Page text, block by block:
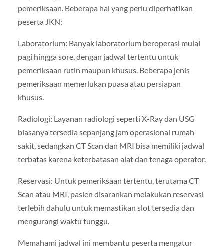
pemeriksaan. Beberapa hal yang perlu diperhatikan
peserta JKN:
Laboratorium: Banyak laboratorium beroperasi mulai
pagi hingga sore, dengan jadwal tertentu untuk
pemeriksaan rutin maupun khusus. Beberapa jenis
pemeriksaan memerlukan puasa atau persiapan
khusus.
Radiologi: Layanan radiologi seperti X-Ray dan USG
biasanya tersedia sepanjang jam operasional rumah
sakit, sedangkan CT Scan dan MRI bisa memiliki jadwal
terbatas karena keterbatasan alat dan tenaga operator.
Reservasi: Untuk pemeriksaan tertentu, terutama CT
Scan atau MRI, pasien disarankan melakukan reservasi
terlebih dahulu untuk memastikan slot tersedia dan
mengurangi waktu tunggu.
Memahami jadwal ini membantu peserta mengatur